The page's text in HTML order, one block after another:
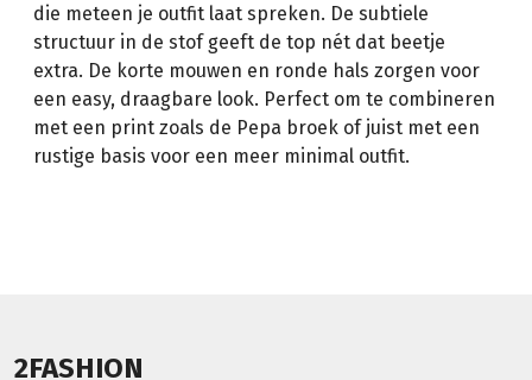
die meteen je outfit laat spreken. De subtiele
structuur in de stof geeft de top nét dat beetje
extra. De korte mouwen en ronde hals zorgen voor
een easy, draagbare look. Perfect om te combineren
met een print zoals de Pepa broek of juist met een
rustige basis voor een meer minimal outfit.
2FASHION